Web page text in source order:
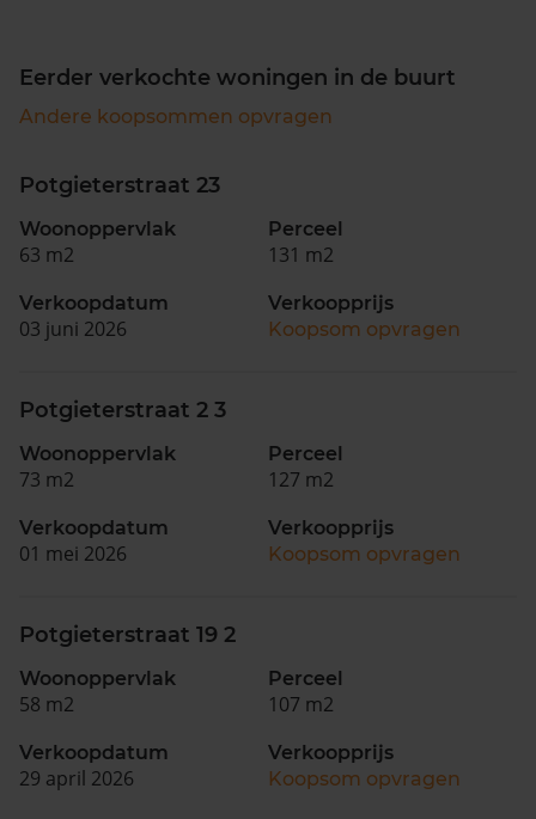
Eerder verkochte woningen in de buurt
Andere koopsommen opvragen
Potgieterstraat 23
Woonoppervlak
63 m2
Perceel
131 m2
Verkoopdatum
03 juni 2026
Verkoopprijs
Koopsom opvragen
Potgieterstraat 2 3
Woonoppervlak
73 m2
Perceel
127 m2
Verkoopdatum
01 mei 2026
Verkoopprijs
Koopsom opvragen
Potgieterstraat 19 2
Woonoppervlak
58 m2
Perceel
107 m2
Verkoopdatum
29 april 2026
Verkoopprijs
Koopsom opvragen